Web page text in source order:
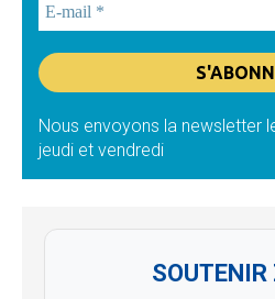
Nous envoyons la newsletter
jeudi et vendredi